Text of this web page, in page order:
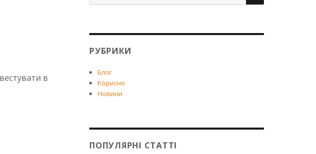
в
РУБРИКИ
Блог
Корисне
Новини
ПОПУЛЯРНІ СТАТТІ